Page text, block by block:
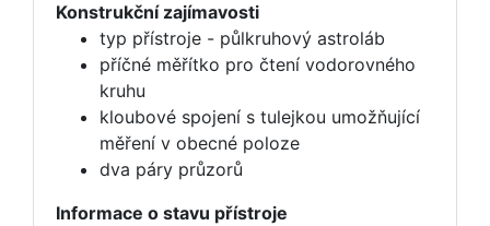
Konstrukční zajímavosti
typ přístroje - půlkruhový astroláb
příčné měřítko pro čtení vodorovného
kruhu
kloubové spojení s tulejkou umožňující
měření v obecné poloze
dva páry průzorů
Informace o stavu přístroje